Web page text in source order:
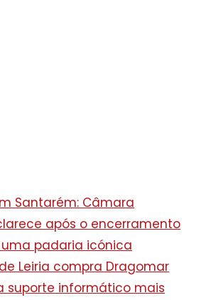
Santarém: Câmara
após o encerramento
padaria icónica
Leiria compra Dragomar
suporte informático mais